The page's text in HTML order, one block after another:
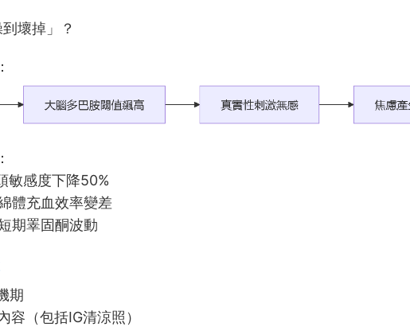
壞掉」？
敏感度下降50%
體充血效率變差
期睪固酮波動
期
容（包括IG清涼照）